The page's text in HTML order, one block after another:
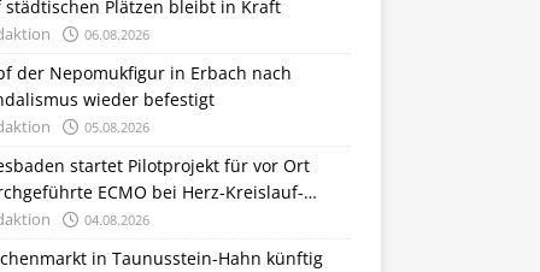
städtischen Plätzen bleibt in Kraft
06.08.2026
der Nepomukfigur in Erbach nach
wieder befestigt
05.08.2026
startet Pilotprojekt für vor Ort
ECMO bei Herz-Kreislauf-
04.08.2026
in Taunusstein-Hahn künftig